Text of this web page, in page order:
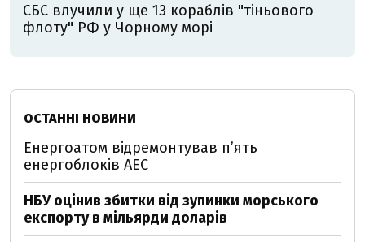
СБС влучили у ще 13 кораблів "тіньового
флоту" РФ у Чорному морі
ОСТАННІ НОВИНИ
Енергоатом відремонтував п’ять
енергоблоків АЕС
НБУ оцінив збитки від зупинки морського
експорту в мільярди доларів